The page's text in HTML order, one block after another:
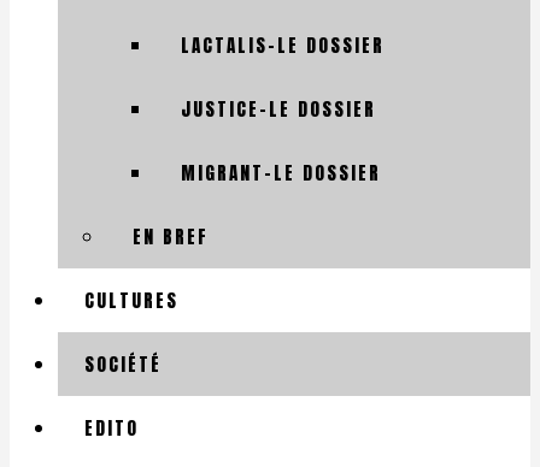
LACTALIS-LE DOSSIER
JUSTICE-LE DOSSIER
MIGRANT-LE DOSSIER
EN BREF
CULTURES
SOCIÉTÉ
EDITO